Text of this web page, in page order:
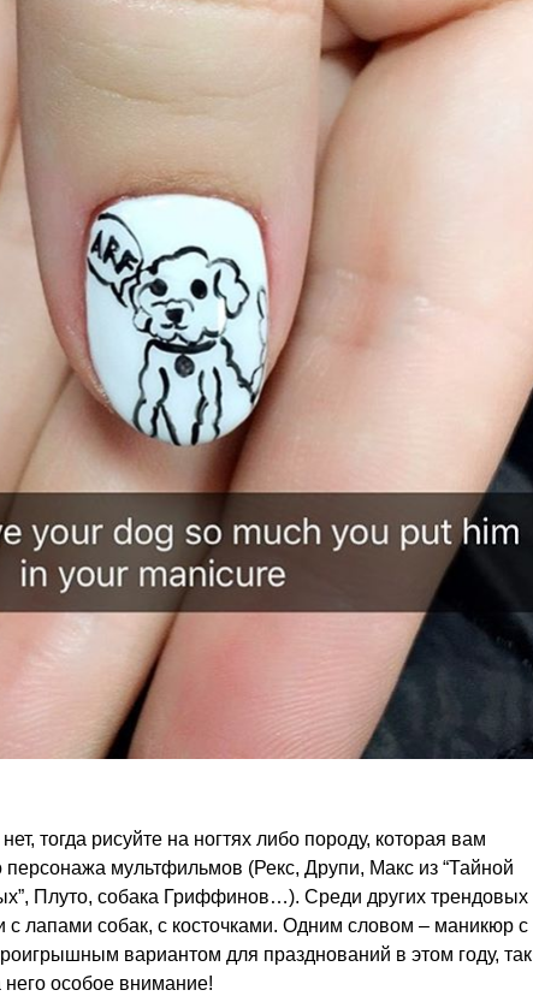
тогда рисуйте на ногтях либо породу, которая вам
мультфильмов (Рекс, Друпи, Макс из “Тайной
Плуто, собака Гриффинов…). Среди других трендовых
с лапами собак, с косточками. Одним словом – маникюр с
вариантом для празднований в этом году, так
него особое внимание!